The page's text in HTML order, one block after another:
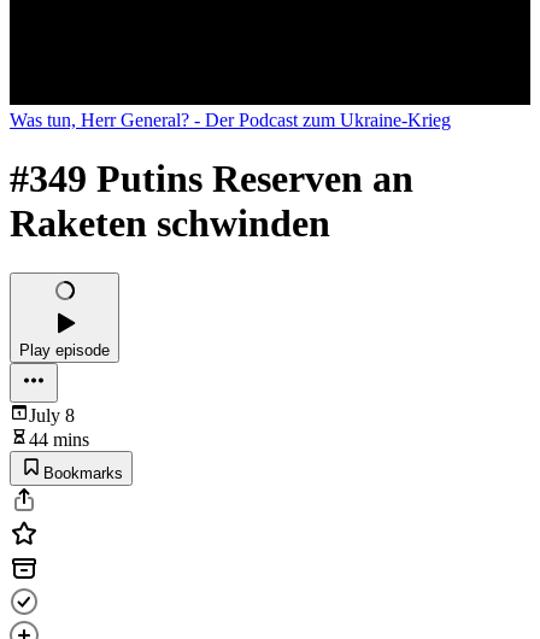
Was tun, Herr General? - Der Podcast zum Ukraine-Krieg
#349 Putins Reserven an
Raketen schwinden
Play episode
July 8
44 mins
Bookmarks